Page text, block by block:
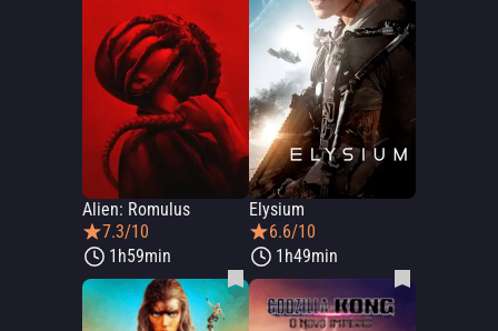
Alien: Romulus
7.3/10
1h59min
Elysium
6.6/10
1h49min